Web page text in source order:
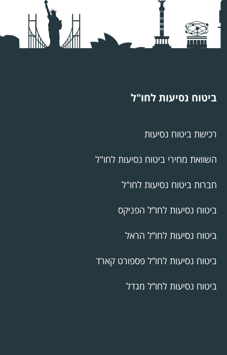
ביטוח נסיעות לחו"ל
רכישת ביטוח נסיעות
השוואת מחירי ביטוח נסיעות לחו"ל
חברות ביטוח נסיעות לחו"ל
ביטוח נסיעות לחו”ל הפניקס
ביטוח נסיעות לחו”ל הראל
ביטוח נסיעות לחו”ל פספורט קארד
ביטוח נסיעות לחו”ל מגדל